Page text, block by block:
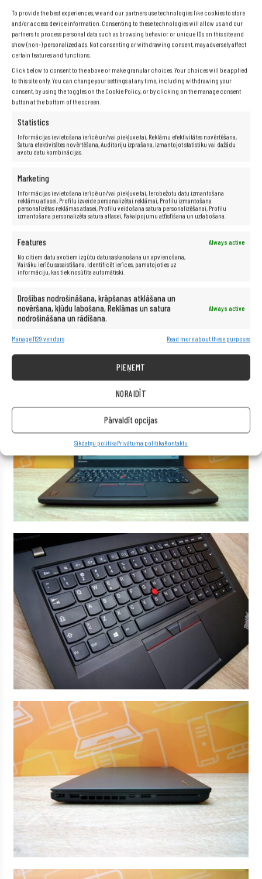
To provide the best experiences, we and our partners use technologies like cookies to store
and/or access device information. Consenting to these technologies will allow us and our
partners to process personal data such as browsing behavior or unique IDs on this site and
show (non-) personalized ads. Not consenting or withdrawing consent, may adversely affect
certain features and functions.
Click below to consent to the above or make granular choices. Your choices will be applied
to this site only. You can change your settings at any time, including withdrawing your
consent, by using the toggles on the Cookie Policy, or by clicking on the manage consent
button at the bottom of the screen.
Statistics
Informācijas ievietošana ierīcē un/vai piekļuve tai, Reklāmu efektivitātes novērtēšana,
Satura efektivitātes novērtēšana, Auditoriju izprašana, izmantojot statistiku vai dažādu
avotu datu kombinācijas.
Marketing
Informācijas ievietošana ierīcē un/vai piekļuve tai, Ierobežotu datu izmantošana
reklāmu atlasei, Profilu izveide personalizētai reklāmai, Profilu izmantošana
personalizētas reklāmas atlasei, Profilu veidošana satura personalizēšanai, Profilu
izmantošana personalizēta satura atlasei, Pakalpojumu attīstīšana un uzlabošana.
Features
Always active
No citiem datu avotiem izgūtu datu saskaņošana un apvienošana,
Vairāku ierīču sasaistīšana, Identificēt ierīces, pamatojoties uz
informāciju, kas tiek nosūtīta automātiski.
Drošības nodrošināšana, krāpšanas atklāšana un
novēršana, kļūdu labošana, Reklāmas un satura
nodrošināšana un rādīšana.
Always active
Manage 1129 vendors Read more about these purposes
PIEŅEMT
NORAIDĪT
Pārvaldīt opcijas
Sīkdatņu politikaPrivātuma politikaKontaktu
Akumulators:oriģināls, funkcionāls.
Tastatūra:QWERTY + iekļautas latviešu klaviatūras uzlīmes.
Operētājsistēma:Windows 10 Pro
Papildinformācija:
Garantija:24 mēneši